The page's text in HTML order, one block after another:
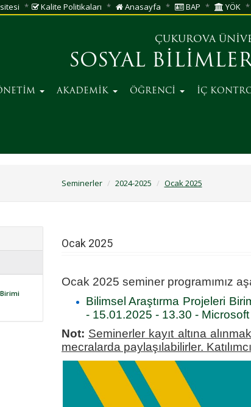
Kalite Politikaları Anasayfa BAP YÖK
ÇUKUROVA
SOSYAL
AKADEMİK ÖĞRENCİ İÇ
Seminerler 2024-2025 Ocak 2025
Ocak 2025
Ocak 2025 seminer programımız
Bilimsel Araştırma Projeleri
- 15.01.2025 - 13.30 -
Not: Seminerler kayıt altına
mecralarda paylaşılabilirler.